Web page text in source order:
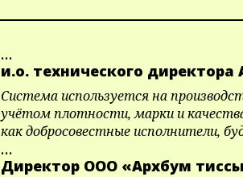
...
и.о. технического
Система используется на
учётом плотности, марки и
как добросовестные исполнители,
...
Директор ООО «Архбум